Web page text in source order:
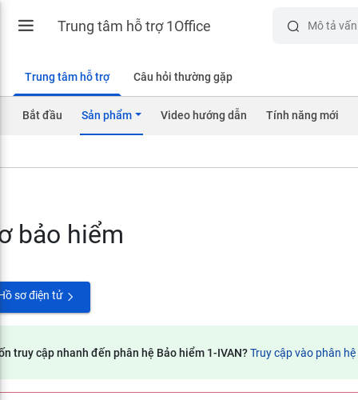
Trung tâm hỗ trợ 1Office
Trung tâm hỗ trợ Câu hỏi thường gặp
Bắt đầu Sản phẩm Video hướng dẫn Tính năng mới
bảo hiểm
sơ điện tử
truy cập nhanh đến phân hệ Bảo hiểm 1-IVAN?Truy cập vào phân